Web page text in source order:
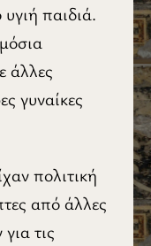
παιδιά.
άλλες
γυναίκες
πολιτική
από άλλες
τις